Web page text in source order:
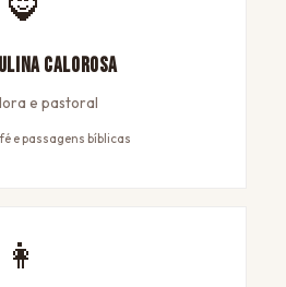
Calorosa
e pastoral
e passagens bíblicas
👩